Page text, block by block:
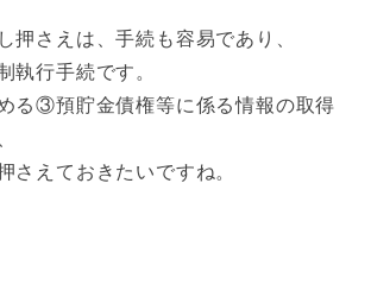
押さえは、手続も容易であり、
執行手続です。
る③預貯金債権等に係る情報の取得
さえておきたいですね。